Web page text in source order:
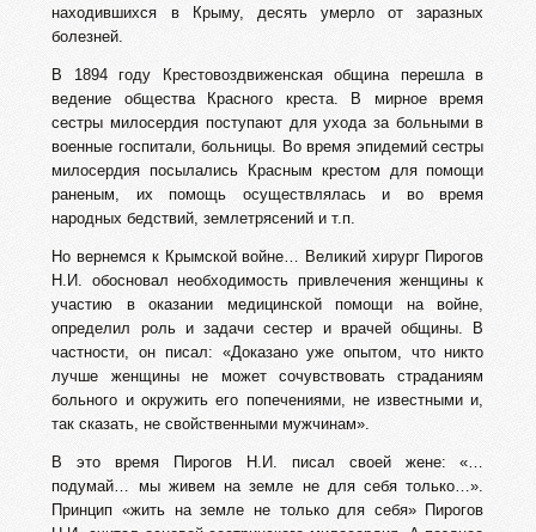
находившихся в Крыму, десять умерло от заразных
болезней.
В 1894 году Крестовоздвиженская община перешла в
ведение общества Красного креста. В мирное время
сестры милосердия поступают для ухода за больными в
военные госпитали, больницы. Во время эпидемий сестры
милосердия посылались Красным крестом для помощи
раненым, их помощь осуществлялась и во время
народных бедствий, землетрясений и т.п.
Но вернемся к Крымской войне… Великий хирург Пирогов
Н.И. обосновал необходимость привлечения женщины к
участию в оказании медицинской помощи на войне,
определил роль и задачи сестер и врачей общины. В
частности, он писал: «Доказано уже опытом, что никто
лучше женщины не может сочувствовать страданиям
больного и окружить его попечениями, не известными и,
так сказать, не свойственными мужчинам».
В это время Пирогов Н.И. писал своей жене: «…
подумай… мы живем на земле не для себя только…».
Принцип «жить на земле не только для себя» Пирогов